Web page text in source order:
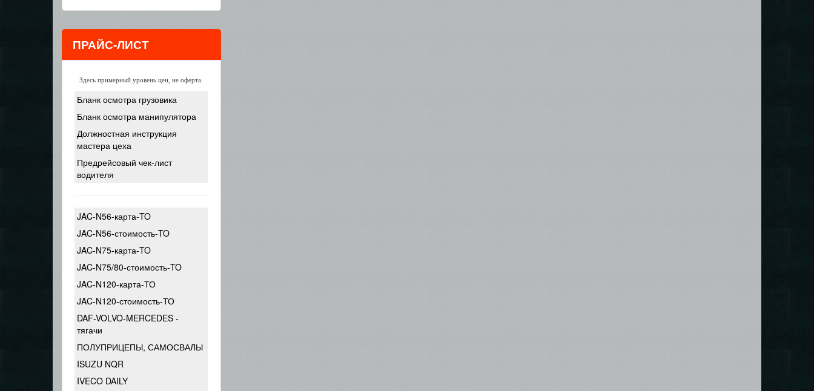
ПРАЙС-ЛИСТ
Здесь примерный уровень цен, не оферта.
Бланк осмотра грузовика
Бланк осмотра манипулятора
Должностная инструкция
мастера цеха
Предрейсовый чек-лист
водителя
JAC-N56-карта-TO
JAC-N56-стоимость-TO
JAC-N75-карта-TO
JAC-N75/80-стоимость-TO
JAC-N120-карта-ТО
JAC-N120-стоимость-ТО
DAF-VOLVO-MERCEDES -
тягачи
ПОЛУПРИЦЕПЫ, САМОСВАЛЫ
ISUZU NQR
IVECO DAILY